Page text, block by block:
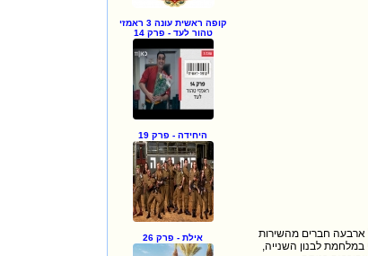
ארבעה חברים מהשירות
לבנון השנייה,
קופה ראשית עונה 3 ראמזי
טהור לעד - פרק 14
היחידה - פרק 19
אילת - פרק 26